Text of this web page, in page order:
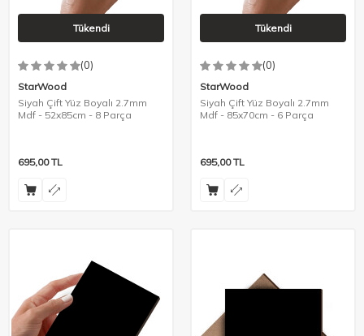
Tükendi
(0)
StarWood
Siyah Çift Yüz Boyalı 2.7mm
Mdf - 52x85cm - 8 Parça
695,00TL
Tükendi
(0)
StarWood
Siyah Çift Yüz Boyalı 2.7mm
Mdf - 85x70cm - 6 Parça
695,00TL